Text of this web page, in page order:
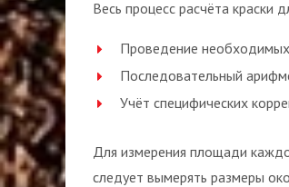
Весь процесс расчёта краски
Проведение
Последовательный
Учёт специфических
Для измерения площади
следует вымерять размеры